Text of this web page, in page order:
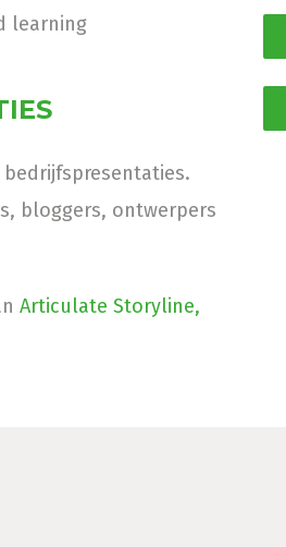
learning
bloggers, ontwerpers
Articulate Storyline,